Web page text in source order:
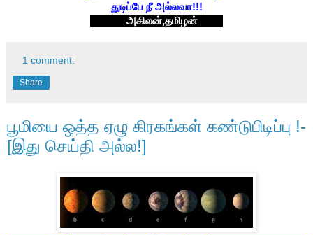
துடிப்பே நீ அல்லவா!!!
அகிலன்,தமிழன்
1 comment:
Share
பூமியை ஒத்த ஏழு கிரகங்கள் கண்டுபிடிப்பு !-
[இது செய்தி அல்ல!]